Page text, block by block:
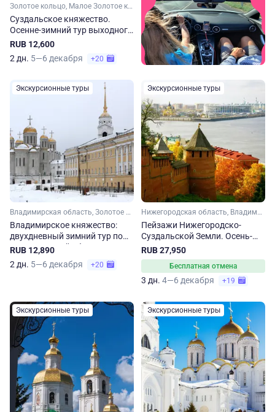
Золотое кольцо, Малое Золотое кольцо, Владимирская область
Суздальское княжество.
Осенне-зимний тур выходного
дня
RUB 12,600
2 дн. 5—6 декабря +20
Экскурсионные туры
Владимирская область, Золотое кольцо, Малое Золотое кольцо
Владимирское княжество:
двухдневный зимний тур по
Владимирской области
RUB 12,890
2 дн. 5—6 декабря +20
Экскурсионные туры
Нижегородская область, Владимирская область, Золотое кольцо, Малое Золотое кольцо
Пейзажи Нижегородско-
Суздальской Земли. Осень-
зима
RUB 27,950
Бесплатная отмена
3 дн. 4—6 декабря +19
Экскурсионные туры Экскурсионные туры